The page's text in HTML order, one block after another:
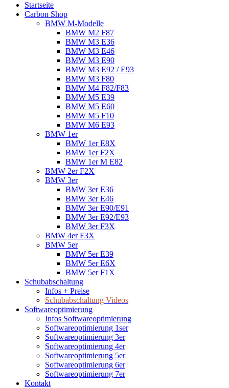
Startseite
Carbon Shop
BMW M-Modelle
BMW M2 F87
BMW M3 E36
BMW M3 E46
BMW M3 E90
BMW M3 E92 / E93
BMW M3 F80
BMW M4 F82/F83
BMW M5 E39
BMW M5 E60
BMW M5 F10
BMW M6 E93
BMW 1er
BMW 1er E8X
BMW 1er F2X
BMW 1er M E82
BMW 2er F2X
BMW 3er
BMW 3er E36
BMW 3er E46
BMW 3er E90/E91
BMW 3er E92/E93
BMW 3er F3X
BMW 4er F3X
BMW 5er
BMW 5er E39
BMW 5er E6X
BMW 5er F1X
Schubabschaltung
Infos + Preise
Schubabschaltung Videos
Softwareoptimierung
Infos Softwareoptimierung
Softwareoptimierung 1ser
Softwareoptimierung 3er
Softwareoptimierung 4er
Softwareoptimierung 5er
Softwareoptimierung 6er
Softwareoptimierung 7er
Kontakt